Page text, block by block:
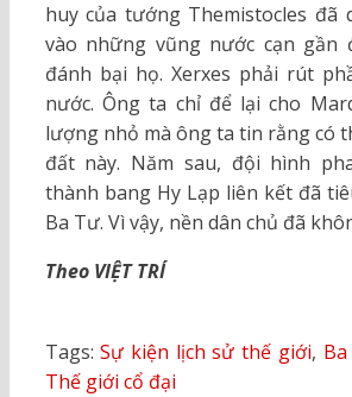
huy của tướng Themistocles đã
vào những vũng nước cạn gần
đánh bại họ. Xerxes phải rút
nước. Ông ta chỉ để lại cho
lượng nhỏ mà ông ta tin rằng có
đất này. Năm sau, đội hình
thành bang Hy Lạp liên kết đã
Ba Tư. Vì vậy, nền dân chủ đã
Theo VIỆT TRÍ
Tags:Sự kiện lịch sử thế giới,
Thế giới cổ đại